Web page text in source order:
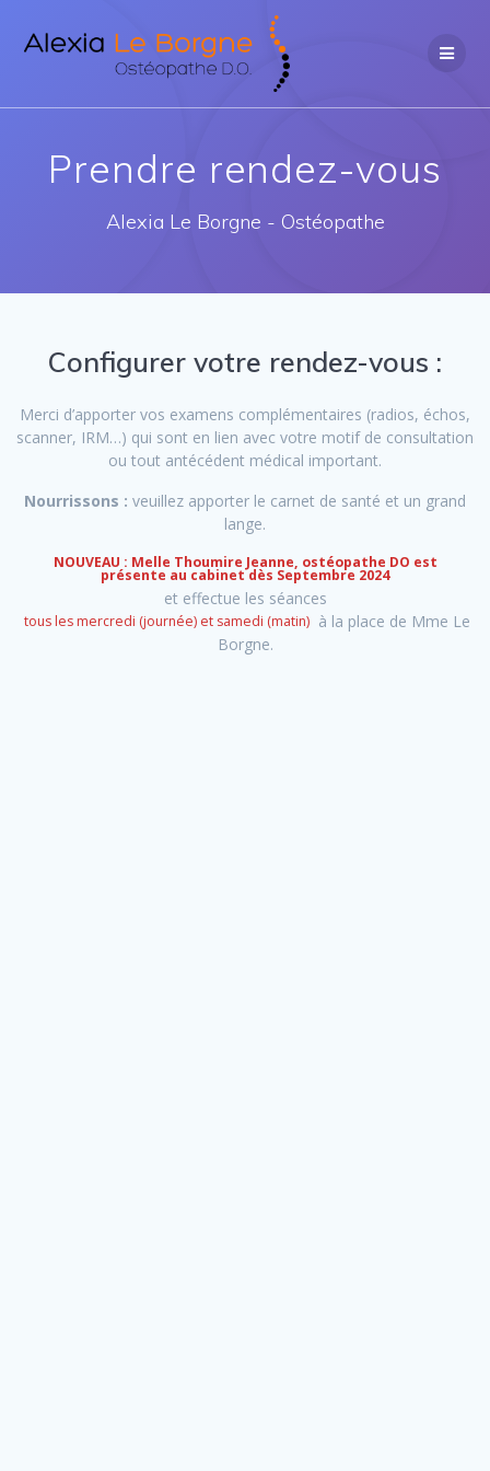
Passer
au
contenu
Prendre rendez-vous
Alexia Le Borgne - Ostéopathe
Configurer votre rendez-vous :
Merci d’apporter vos examens complémentaires (radios, échos,
scanner, IRM…) qui sont en lien avec votre motif de consultation
ou tout antécédent médical important.
Nourrissons : veuillez apporter le carnet de santé et un grand
lange.
NOUVEAU : Melle Thoumire Jeanne, ostéopathe DO est
présente au cabinet dès Septembre 2024
et effectue les séances
tous les mercredi (journée) et samedi (matin) à la place de Mme Le
Borgne.